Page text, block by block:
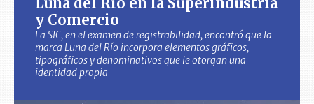
y Comercio
La SIC, en el examen de registrabilidad, encontró que la
marca Luna del Río incorpora elementos gráficos,
tipográficos y denominativos que le otorgan una
identidad propia